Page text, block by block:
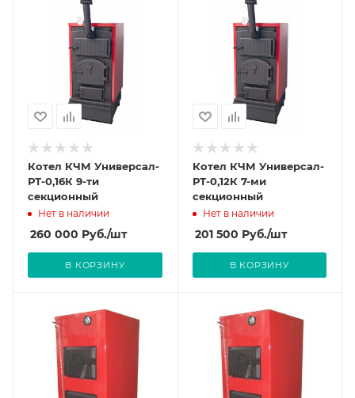
Котел КЧМ Универсал-
РТ-0,16К 9-ти
секционный
Нет в наличии
260 000 Руб./шт
В КОРЗИНУ
Котел КЧМ Универсал-
РТ-0,12К 7-ми
секционный
Нет в наличии
201 500 Руб./шт
В КОРЗИНУ